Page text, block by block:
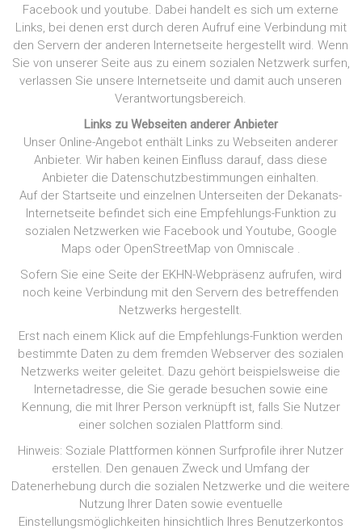
Facebook und youtube. Dabei handelt es sich um externe
Links, bei denen erst durch deren Aufruf eine Verbindung mit
den Servern der anderen Internetseite hergestellt wird. Wenn
Sie von unserer Seite aus zu einem sozialen Netzwerk surfen,
verlassen Sie unsere Internetseite und damit auch unseren
Verantwortungsbereich.
Links zu Webseiten anderer Anbieter
Unser Online-Angebot enthält Links zu Webseiten anderer
Anbieter. Wir haben keinen Einfluss darauf, dass diese
Anbieter die Datenschutzbestimmungen einhalten.
Auf der Startseite und einzelnen Unterseiten der Dekanats-
Internetseite befindet sich eine Empfehlungs-Funktion zu
sozialen Netzwerken wie Facebook und Youtube, Google
Maps oder OpenStreetMap von Omniscale .
Sofern Sie eine Seite der EKHN-Webpräsenz aufrufen, wird
noch keine Verbindung mit den Servern des betreffenden
Netzwerks hergestellt.
Erst nach einem Klick auf die Empfehlungs-Funktion werden
bestimmte Daten zu dem fremden Webserver des sozialen
Netzwerks weiter geleitet. Dazu gehört beispielsweise die
Internetadresse, die Sie gerade besuchen sowie eine
Kennung, die mit Ihrer Person verknüpft ist, falls Sie Nutzer
einer solchen sozialen Plattform sind.
Hinweis: Soziale Plattformen können Surfprofile ihrer Nutzer
erstellen. Den genauen Zweck und Umfang der
Datenerhebung durch die sozialen Netzwerke und die weitere
Nutzung Ihrer Daten sowie eventuelle
Einstellungsmöglichkeiten hinsichtlich Ihres Benutzerkontos